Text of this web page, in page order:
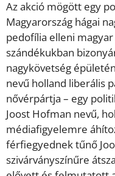
Az akció mögött egy
Magyarország hágai
pedofília elleni
szándékukban
nagykövetség
nevű holland liberális
nővérpártja – egy
Joost Hofman nevű,
médiafigyelemre
férfiegyednek tűnő
szivárványszínűre